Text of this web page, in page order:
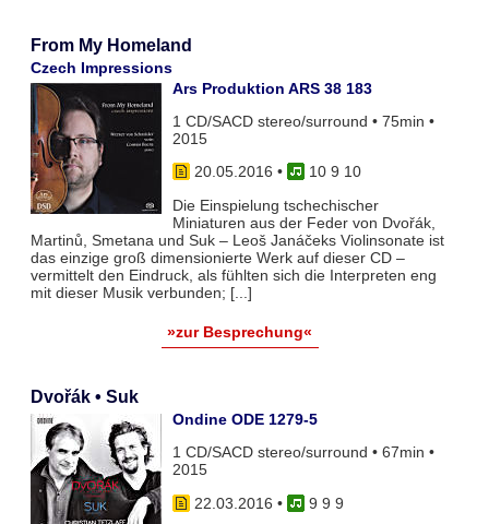
From My Homeland
Czech Impressions
Ars Produktion ARS 38 183
1 CD/SACD stereo/surround • 75min •
2015
20.05.2016 •
10 9 10
Die Einspielung tschechischer
Miniaturen aus der Feder von Dvořák,
Martinů, Smetana und Suk – Leoš Janáčeks Violinsonate ist
das einzige groß dimensionierte Werk auf dieser CD –
vermittelt den Eindruck, als fühlten sich die Interpreten eng
mit dieser Musik verbunden; [...]
»zur Besprechung«
Dvořák • Suk
Ondine ODE 1279-5
1 CD/SACD stereo/surround • 67min •
2015
22.03.2016 •
9 9 9